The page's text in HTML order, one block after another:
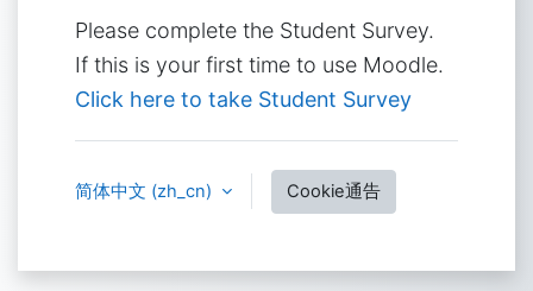
Please complete the Student Survey.
If this is your first time to use Moodle.
Click here to take Student Survey
简体中文 ‎(zh_cn)‎ Cookie通告